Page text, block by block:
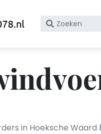
Zoek
KvK
nummer
in Hoeksche